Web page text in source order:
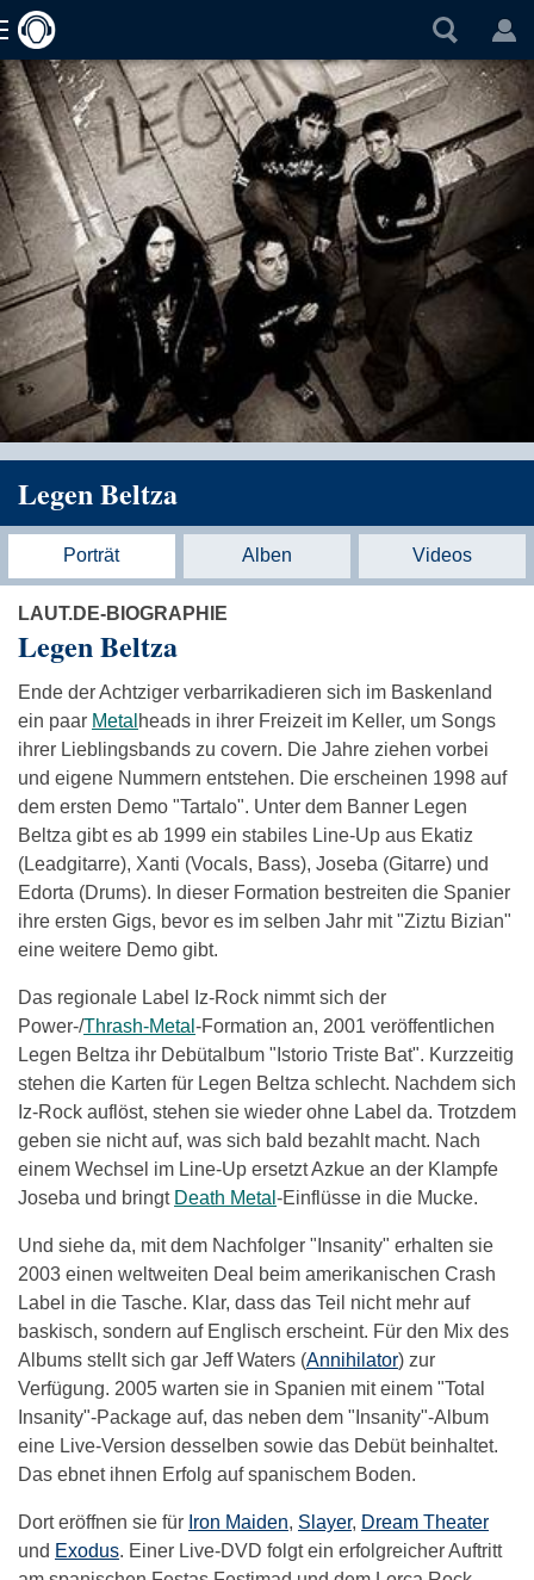
Legen Beltza
Porträt Alben Videos
LAUT.DE-BIOGRAPHIE
Legen Beltza
Ende der Achtziger verbarrikadieren sich im Baskenland
ein paar Metal heads in ihrer Freizeit im Keller, um Songs
ihrer Lieblingsbands zu covern. Die Jahre ziehen vorbei
und eigene Nummern entstehen. Die erscheinen 1998 auf
dem ersten Demo "Tartalo". Unter dem Banner Legen
Beltza gibt es ab 1999 ein stabiles Line-Up aus Ekatiz
(Leadgitarre), Xanti (Vocals, Bass), Joseba (Gitarre) und
Edorta (Drums). In dieser Formation bestreiten die Spanier
ihre ersten Gigs, bevor es im selben Jahr mit "Ziztu Bizian"
eine weitere Demo gibt.
Das regionale Label Iz-Rock nimmt sich der
Power-/Thrash-Metal -Formation an, 2001 veröffentlichen
Legen Beltza ihr Debütalbum "Istorio Triste Bat". Kurzzeitig
stehen die Karten für Legen Beltza schlecht. Nachdem sich
Iz-Rock auflöst, stehen sie wieder ohne Label da. Trotzdem
geben sie nicht auf, was sich bald bezahlt macht. Nach
einem Wechsel im Line-Up ersetzt Azkue an der Klampfe
Joseba und bringt Death Metal -Einflüsse in die Mucke.
Und siehe da, mit dem Nachfolger "Insanity" erhalten sie
2003 einen weltweiten Deal beim amerikanischen Crash
Label in die Tasche. Klar, dass das Teil nicht mehr auf
baskisch, sondern auf Englisch erscheint. Für den Mix des
Albums stellt sich gar Jeff Waters (Annihilator) zur
Verfügung. 2005 warten sie in Spanien mit einem "Total
Insanity"-Package auf, das neben dem "Insanity"-Album
eine Live-Version desselben sowie das Debüt beinhaltet.
Das ebnet ihnen Erfolg auf spanischem Boden.
Dort eröffnen sie für Iron Maiden, Slayer, Dream Theater
und Exodus. Einer Live-DVD folgt ein erfolgreicher Auftritt